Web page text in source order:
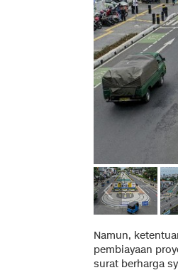
Namun,
pembiayaan
surat berharga